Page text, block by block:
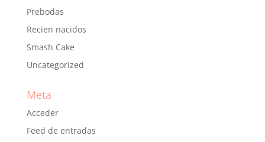
Prebodas
Recien nacidos
Smash Cake
Uncategorized
Meta
Acceder
Feed de entradas